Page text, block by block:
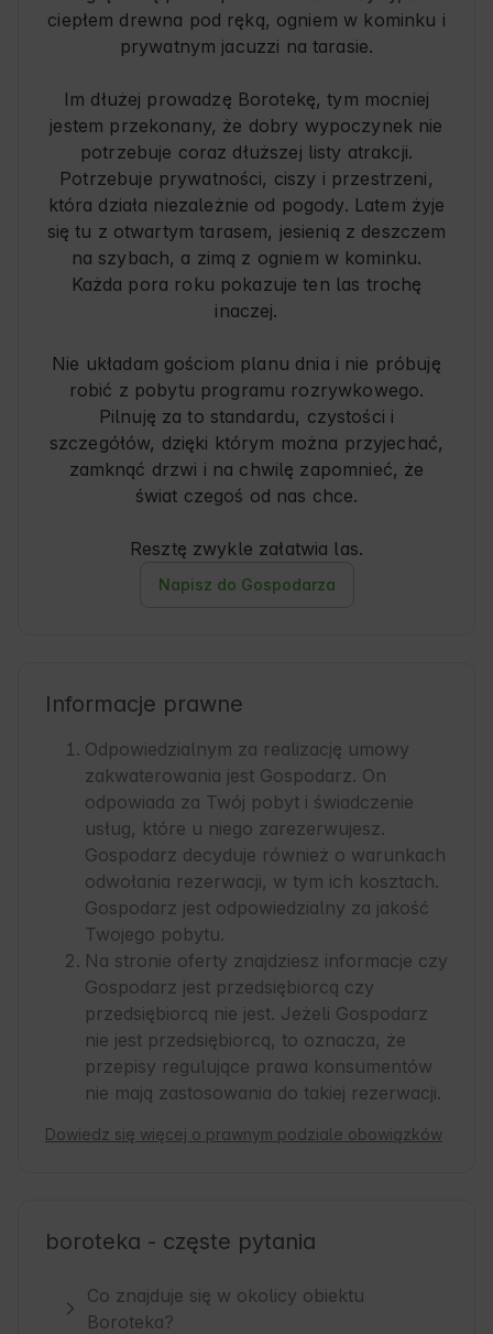
ciepłem drewna pod ręką, ogniem w kominku i
prywatnym jacuzzi na tarasie.
Im dłużej prowadzę Borotekę, tym mocniej
jestem przekonany, że dobry wypoczynek nie
potrzebuje coraz dłuższej listy atrakcji.
Potrzebuje prywatności, ciszy i przestrzeni,
która działa niezależnie od pogody. Latem żyje
się tu z otwartym tarasem, jesienią z deszczem
na szybach, a zimą z ogniem w kominku.
Każda pora roku pokazuje ten las trochę
inaczej.
Nie układam gościom planu dnia i nie próbuję
robić z pobytu programu rozrywkowego.
Pilnuję za to standardu, czystości i
szczegółów, dzięki którym można przyjechać,
zamknąć drzwi i na chwilę zapomnieć, że
świat czegoś od nas chce.
Resztę zwykle załatwia las.
Napisz do Gospodarza
Informacje prawne
Odpowiedzialnym za realizację umowy
zakwaterowania jest Gospodarz. On
odpowiada za Twój pobyt i świadczenie
usług, które u niego zarezerwujesz.
Gospodarz decyduje również o warunkach
odwołania rezerwacji, w tym ich kosztach.
Gospodarz jest odpowiedzialny za jakość
Twojego pobytu.
Na stronie oferty znajdziesz informacje czy
Gospodarz jest przedsiębiorcą czy
przedsiębiorcą nie jest. Jeżeli Gospodarz
nie jest przedsiębiorcą, to oznacza, że
przepisy regulujące prawa konsumentów
nie mają zastosowania do takiej rezerwacji.
Dowiedz się więcej o prawnym podziale obowiązków
boroteka - częste pytania
Co znajduje się w okolicy obiektu
Boroteka?